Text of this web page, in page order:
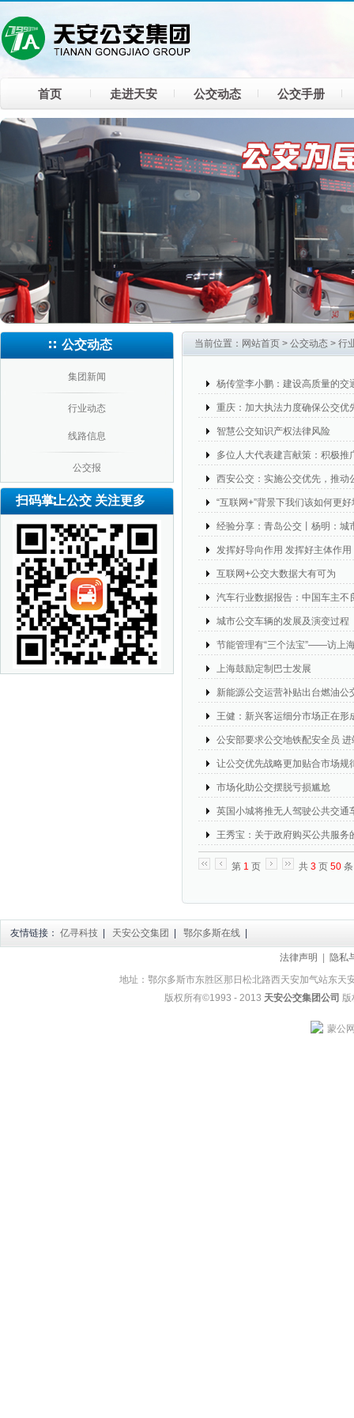
首页 走进天安 公交动态 公交手册
公交动态
集团新闻
行业动态
线路信息
公交报
扫码掌上公交 关注更多
当前位置： 网站首页 > 公交动态 > 行
杨传堂李小鹏：建设高质量的交
重庆：加大执法力度确保公交优
智慧公交知识产权法律风险
多位人大代表建言献策：积极
西安公交：实施公交优先，推动
“互联网+”背景下我们该如何更
经验分享：青岛公交丨杨明：城
发挥好导向作用 发挥好主体作
互联网+公交大数据大有可为
汽车行业数据报告：中国车主不
城市公交车辆的发展及演变过程
节能管理有“三个法宝”——访上
上海鼓励定制巴士发展
新能源公交运营补贴出台燃油
王健：新兴客运细分市场正在形
公安部要求公交地铁配安全员
让公交优先战略更加贴合市场规
市场化助公交摆脱亏损尴尬
英国小城将推无人驾驶公共交通
王秀宝：关于政府购买公共服务
第 1 页 共 3 页 50
友情链接： 亿寻科技 天安公交集团 鄂尔多斯在线
法律声明
隐私
地址：鄂尔多斯市东胜区那日松北路西天安加气站东
版权所有©1993 - 2013 天安公交集团公司
蒙公